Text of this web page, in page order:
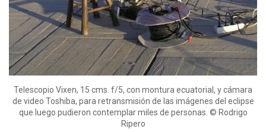
Telescopio Vixen, 15 cms. f/5, con montura ecuatorial, y cámara
de video Toshiba, para retransmisión de las imágenes del eclipse
que luego pudieron contemplar miles de personas. © Rodrigo
Ripero